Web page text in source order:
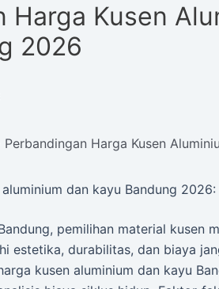
Harga Kusen
2026
Perbandingan Harga Kusen
dan kayu Bandung
pemilihan material kusen
estetika, durabilitas, dan biaya
kusen aluminium dan kayu